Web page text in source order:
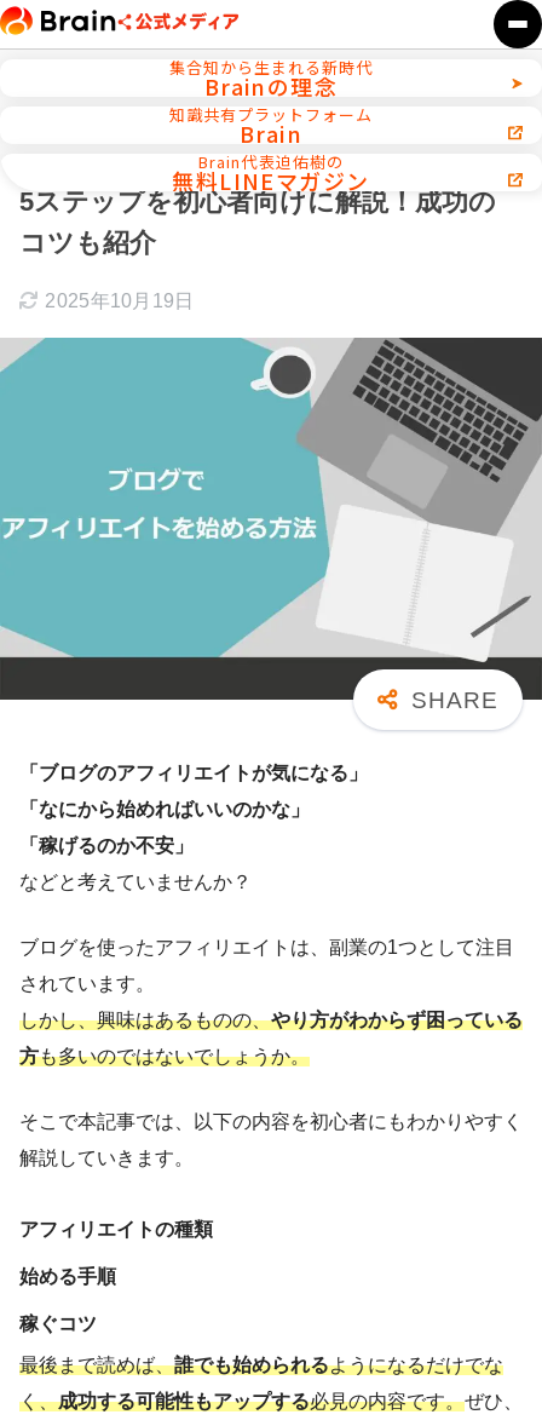
集合知から生まれる新時代
Brainの理念
知識共有プラットフォーム
Brain
Brain代表迫佑樹の
無料LINEマガジン
SEO／ブログ運営
【攻略】アフィリエイトブログの始め方
5ステップを初心者向けに解説！成功の
コツも紹介
2025年10月19日
「ブログのアフィリエイトが気になる」
「なにから始めればいいのかな」
「稼げるのか不安」
などと考えていませんか？
ブログを使ったアフィリエイトは、副業の1つとして注目
されています。
しかし、興味はあるものの、やり方がわからず困っている
方も多いのではないでしょうか。
そこで本記事では、以下の内容を初心者にもわかりやすく
解説していきます。
アフィリエイトの種類
始める手順
稼ぐコツ
最後まで読めば、誰でも始められるようになるだけでな
く、成功する可能性もアップする必見の内容です。ぜひ、